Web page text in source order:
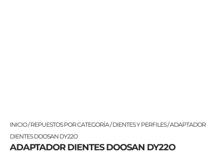
INICIO/REPUESTOS POR CATEGORÍA/DIENTES Y PERFILES/ ADAPTADOR
DIENTES DOOSAN DY22O
ADAPTADOR DIENTES DOOSAN DY22O